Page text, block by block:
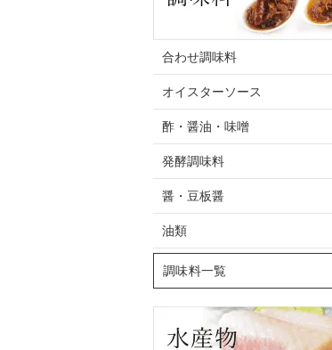
合わせ調味料
オイスターソース
酢・醤油・味噌
発酵調味料
醤・豆板醤
油類
調味料一覧